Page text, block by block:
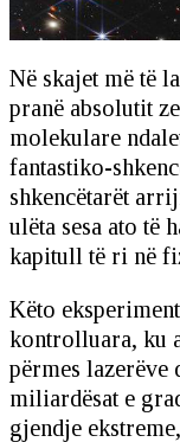
Në skajet më të
pranë absolutit
molekulare
fantastiko-
shkencëtarët
ulëta sesa ato të
kapitull të ri në
Këto
kontrolluara, ku
përmes lazerëve
miliardësat e
gjendje